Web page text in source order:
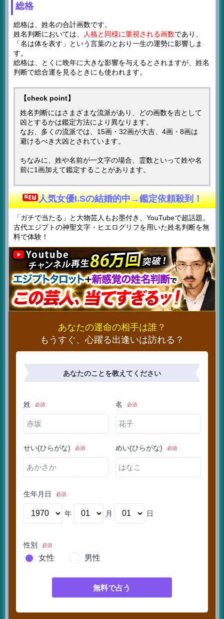
総格
総格は、姓名の合計画数です。
姓名判断においては、
人格と同様に重視される画数であり、
「名は体を表す」という言葉のとおり一生の運勢に影響しま
す。
総格は、とくに晩年に大きな影響を与えるとされますが、姓名
判断で総合運を見るときにも使われます。
【check point】
姓名判断にはさまざまな流派があり、どの画数を吉として
凶とするかは鑑定方法により異なります。
なお、多くの流派では、15画・32画が大吉、4画・8画は
避けるべき大凶とされています。
ちなみに、姓や名前が一文字の場合、霊数といって姓や名
前に1画加えて鑑定することがあります。
人気女優I.Sの結婚的中→鑑定依頼殺到！
「ガチで当たる」と大物芸人もお墨付き、YouTubeで超話題。
古代エジプトの神聖文字・ヒエログリフを用いた姓名判断を無
料で体験！
あなたの運命の相手は誰？
もうすぐ、心躍る出逢いは訪れる？
あなたのことを教えてください
姓 必須 名 必須
せい(ひらがな) 必須 めい(ひらがな) 必須
生年月日 必須
年 月 日
性別 必須
女性 男性
無料で占う